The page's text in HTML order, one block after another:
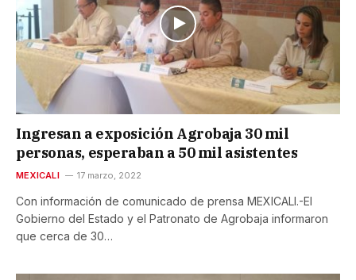
Ingresan a exposición Agrobaja 30 mil
personas, esperaban a 50 mil asistentes
MEXICALI 17 marzo, 2022
Con información de comunicado de prensa MEXICALI.-El
Gobierno del Estado y el Patronato de Agrobaja informaron
que cerca de 30…